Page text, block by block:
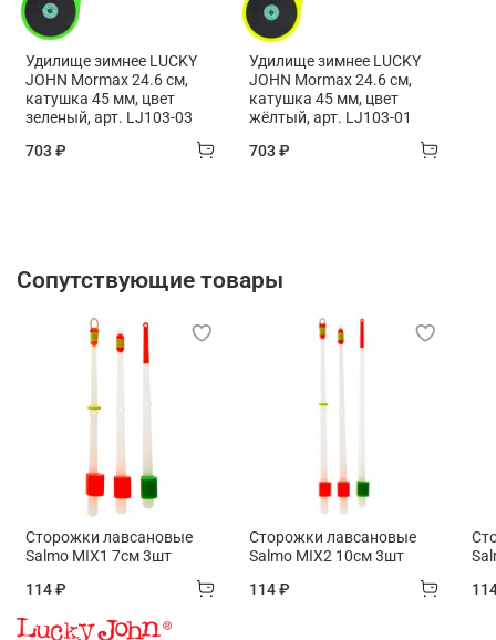
Удилище зимнее LUCKY
JOHN Mormax 24.6 см,
катушка 45 мм, цвет
зеленый, арт. LJ103-03
703 ₽
Удилище зимнее LUCKY
JOHN Mormax 24.6 см,
катушка 45 мм, цвет
жёлтый, арт. LJ103-01
703 ₽
Сопутствующие товары
Сторожки лавсановые
Salmo MIX1 7см 3шт
114 ₽
Сторожки лавсановые
Salmo MIX2 10см 3шт
114 ₽